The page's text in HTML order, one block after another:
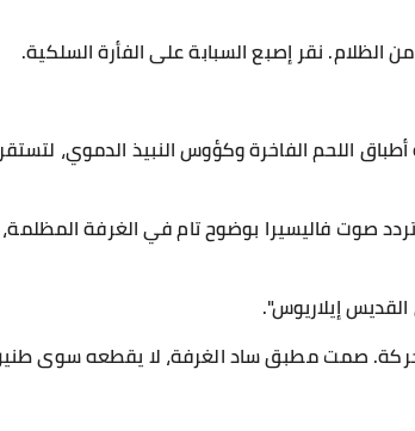
نقر إصبع السبابة على الفأرة السلكية.
اللحم الفاخرة وكؤوس النبيذ الدموي،
صوت فاليسيرا بوضوح تام في الغرفة
إيلاريوس".
صمت مطبق ساد الغرفة، لا يقطعه سوى طنين